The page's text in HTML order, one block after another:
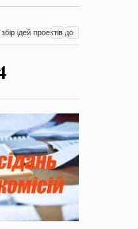
ідей проектів до
про збір ідей